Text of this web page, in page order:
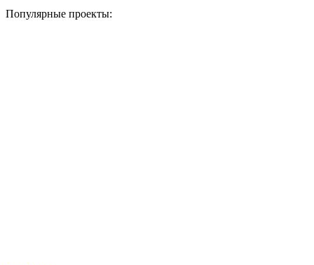
Популярные проекты: